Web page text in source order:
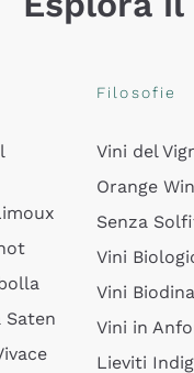
Saten
Filosofie
Vini del
Orange
Senza
Vini
Vini
Vini in
Lieviti